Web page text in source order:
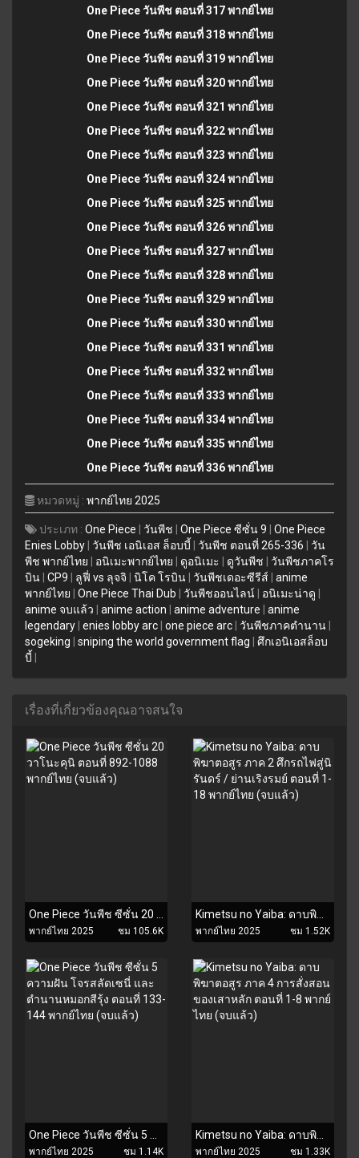
One Piece วันพีช ตอนที่ 317 พากย์ไทย
One Piece วันพีช ตอนที่ 318 พากย์ไทย
One Piece วันพีช ตอนที่ 319 พากย์ไทย
One Piece วันพีช ตอนที่ 320 พากย์ไทย
One Piece วันพีช ตอนที่ 321 พากย์ไทย
One Piece วันพีช ตอนที่ 322 พากย์ไทย
One Piece วันพีช ตอนที่ 323 พากย์ไทย
One Piece วันพีช ตอนที่ 324 พากย์ไทย
One Piece วันพีช ตอนที่ 325 พากย์ไทย
One Piece วันพีช ตอนที่ 326 พากย์ไทย
One Piece วันพีช ตอนที่ 327 พากย์ไทย
One Piece วันพีช ตอนที่ 328 พากย์ไทย
One Piece วันพีช ตอนที่ 329 พากย์ไทย
One Piece วันพีช ตอนที่ 330 พากย์ไทย
One Piece วันพีช ตอนที่ 331 พากย์ไทย
One Piece วันพีช ตอนที่ 332 พากย์ไทย
One Piece วันพีช ตอนที่ 333 พากย์ไทย
One Piece วันพีช ตอนที่ 334 พากย์ไทย
One Piece วันพีช ตอนที่ 335 พากย์ไทย
One Piece วันพีช ตอนที่ 336 พากย์ไทย
หมวดหมู่ : พากย์ไทย 2025
ประเภท : One Piece วันพีช One Piece ซีซั่น 9
One Piece
Enies Lobby
วันพีช เอนิเอส ล็อบบี้ วันพีช ตอนที่ 265-336
วัน
พีช พากย์ไทย
อนิเมะพากย์ไทย ดูอนิเมะ ดูวันพีช
วันพีชภาคโร
บิน CP9 ลูฟี่ vs ลุจจิ นิโค โรบิน วันพีชเดอะซีรีส์
anime
พากย์ไทย
One Piece Thai Dub วันพีชออนไลน์ อนิเมะน่าดู
anime จบแล้ว
anime action anime adventure
anime
legendary enies lobby arc one piece arc วันพีชภาคตำนาน
sogeking
sniping the world government flag
ศึกเอนิเอสล็อบ
บี้
เรื่องที่เกี่ยวข้องคุณอาจสนใจ
พากย์ไทย 2025 ชม 105.6K พากย์ไทย 2025 ชม 1.52K
พากย์ไทย 2025 ชม 1.14K พากย์ไทย 2025 ชม 1.33K